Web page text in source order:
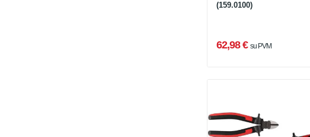
(159.0100)
62,98 € su PVM